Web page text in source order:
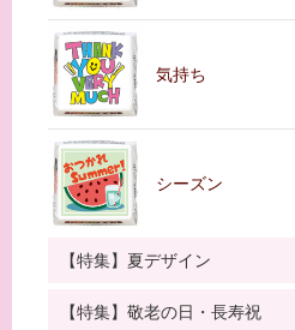
気持ち
シーズン
【特集】夏デザイン
【特集】敬老の日・長寿祝